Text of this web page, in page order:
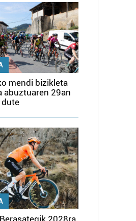
mendi bizikleta
abuztuaren 29an